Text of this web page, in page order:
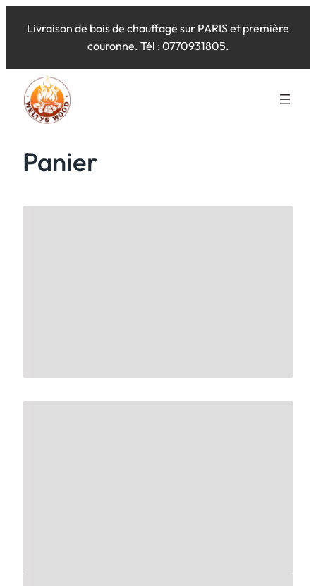
Livraison de bois de chauffage sur PARIS et première
couronne. Tél : 0770931805.
Panier